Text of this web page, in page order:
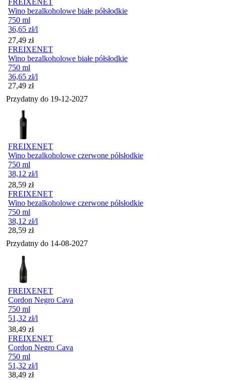
FREIXENET
Wino bezalkoholowe białe półsłodkie
750 ml
36,65 zł/l
Cena
27,49 zł
FREIXENET
Wino bezalkoholowe białe półsłodkie
750 ml
36,65 zł/l
Cena
27,49 zł
Przydatny do 19-12-2027
FREIXENET
Wino bezalkoholowe czerwone półsłodkie
750 ml
38,12 zł/l
Cena
28,59 zł
FREIXENET
Wino bezalkoholowe czerwone półsłodkie
750 ml
38,12 zł/l
Cena
28,59 zł
Przydatny do 14-08-2027
FREIXENET
Cordon Negro Cava
750 ml
51,32 zł/l
Cena
38,49 zł
FREIXENET
Cordon Negro Cava
750 ml
51,32 zł/l
Cena
38,49 zł